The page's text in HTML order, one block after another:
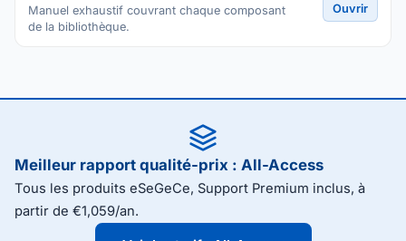
Manuel exhaustif couvrant chaque composant
de la bibliothèque.
Ouvrir
Meilleur rapport qualité-prix : All-Access
Tous les produits eSeGeCe, Support Premium inclus, à
partir de €1,059/an.